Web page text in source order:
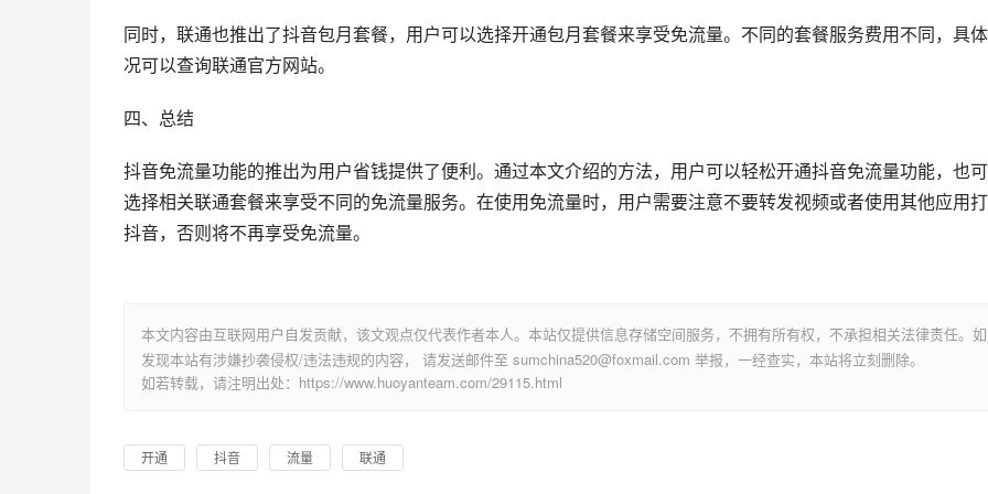
同时，联通也推出了抖音包月套餐，用户可以选择开通包月套餐来享受免流量。不同的套餐服务费用不同，具
况可以查询联通官方网站。
四、总结
抖音免流量功能的推出为用户省钱提供了便利。通过本文介绍的方法，用户可以轻松开通抖音免流量功能，也
选择相关联通套餐来享受不同的免流量服务。在使用免流量时，用户需要注意不要转发视频或者使用其他应用
抖音，否则将不再享受免流量。
本文内容由互联网用户自发贡献，该文观点仅代表作者本人。本站仅提供信息存储空间服务，不拥有所有权，不承担相关法律责任。如
发现本站有涉嫌抄袭侵权/违法违规的内容， 请发送邮件至 sumchina520@foxmail.com 举报，一经查实，本站将立刻删除。
如若转载，请注明出处：https://www.huoyanteam.com/29115.html
开通 抖音 流量 联通